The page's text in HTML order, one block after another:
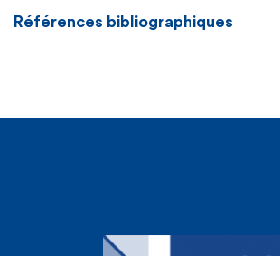
Références bibliographiques